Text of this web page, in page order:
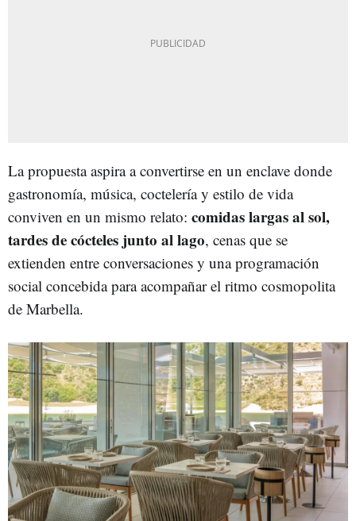
La propuesta aspira a convertirse en un enclave donde
gastronomía, música, coctelería y estilo de vida
conviven en un mismo relato: comidas largas al sol,
tardes de cócteles junto al lago, cenas que se
extienden entre conversaciones y una programación
social concebida para acompañar el ritmo cosmopolita
de Marbella.